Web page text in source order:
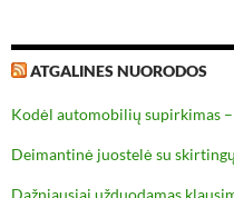
ATGALINES NUORODOS
Kodėl automobilių supirkimas –
Deimantinė juostelė su
Dažniausiai užduodamas